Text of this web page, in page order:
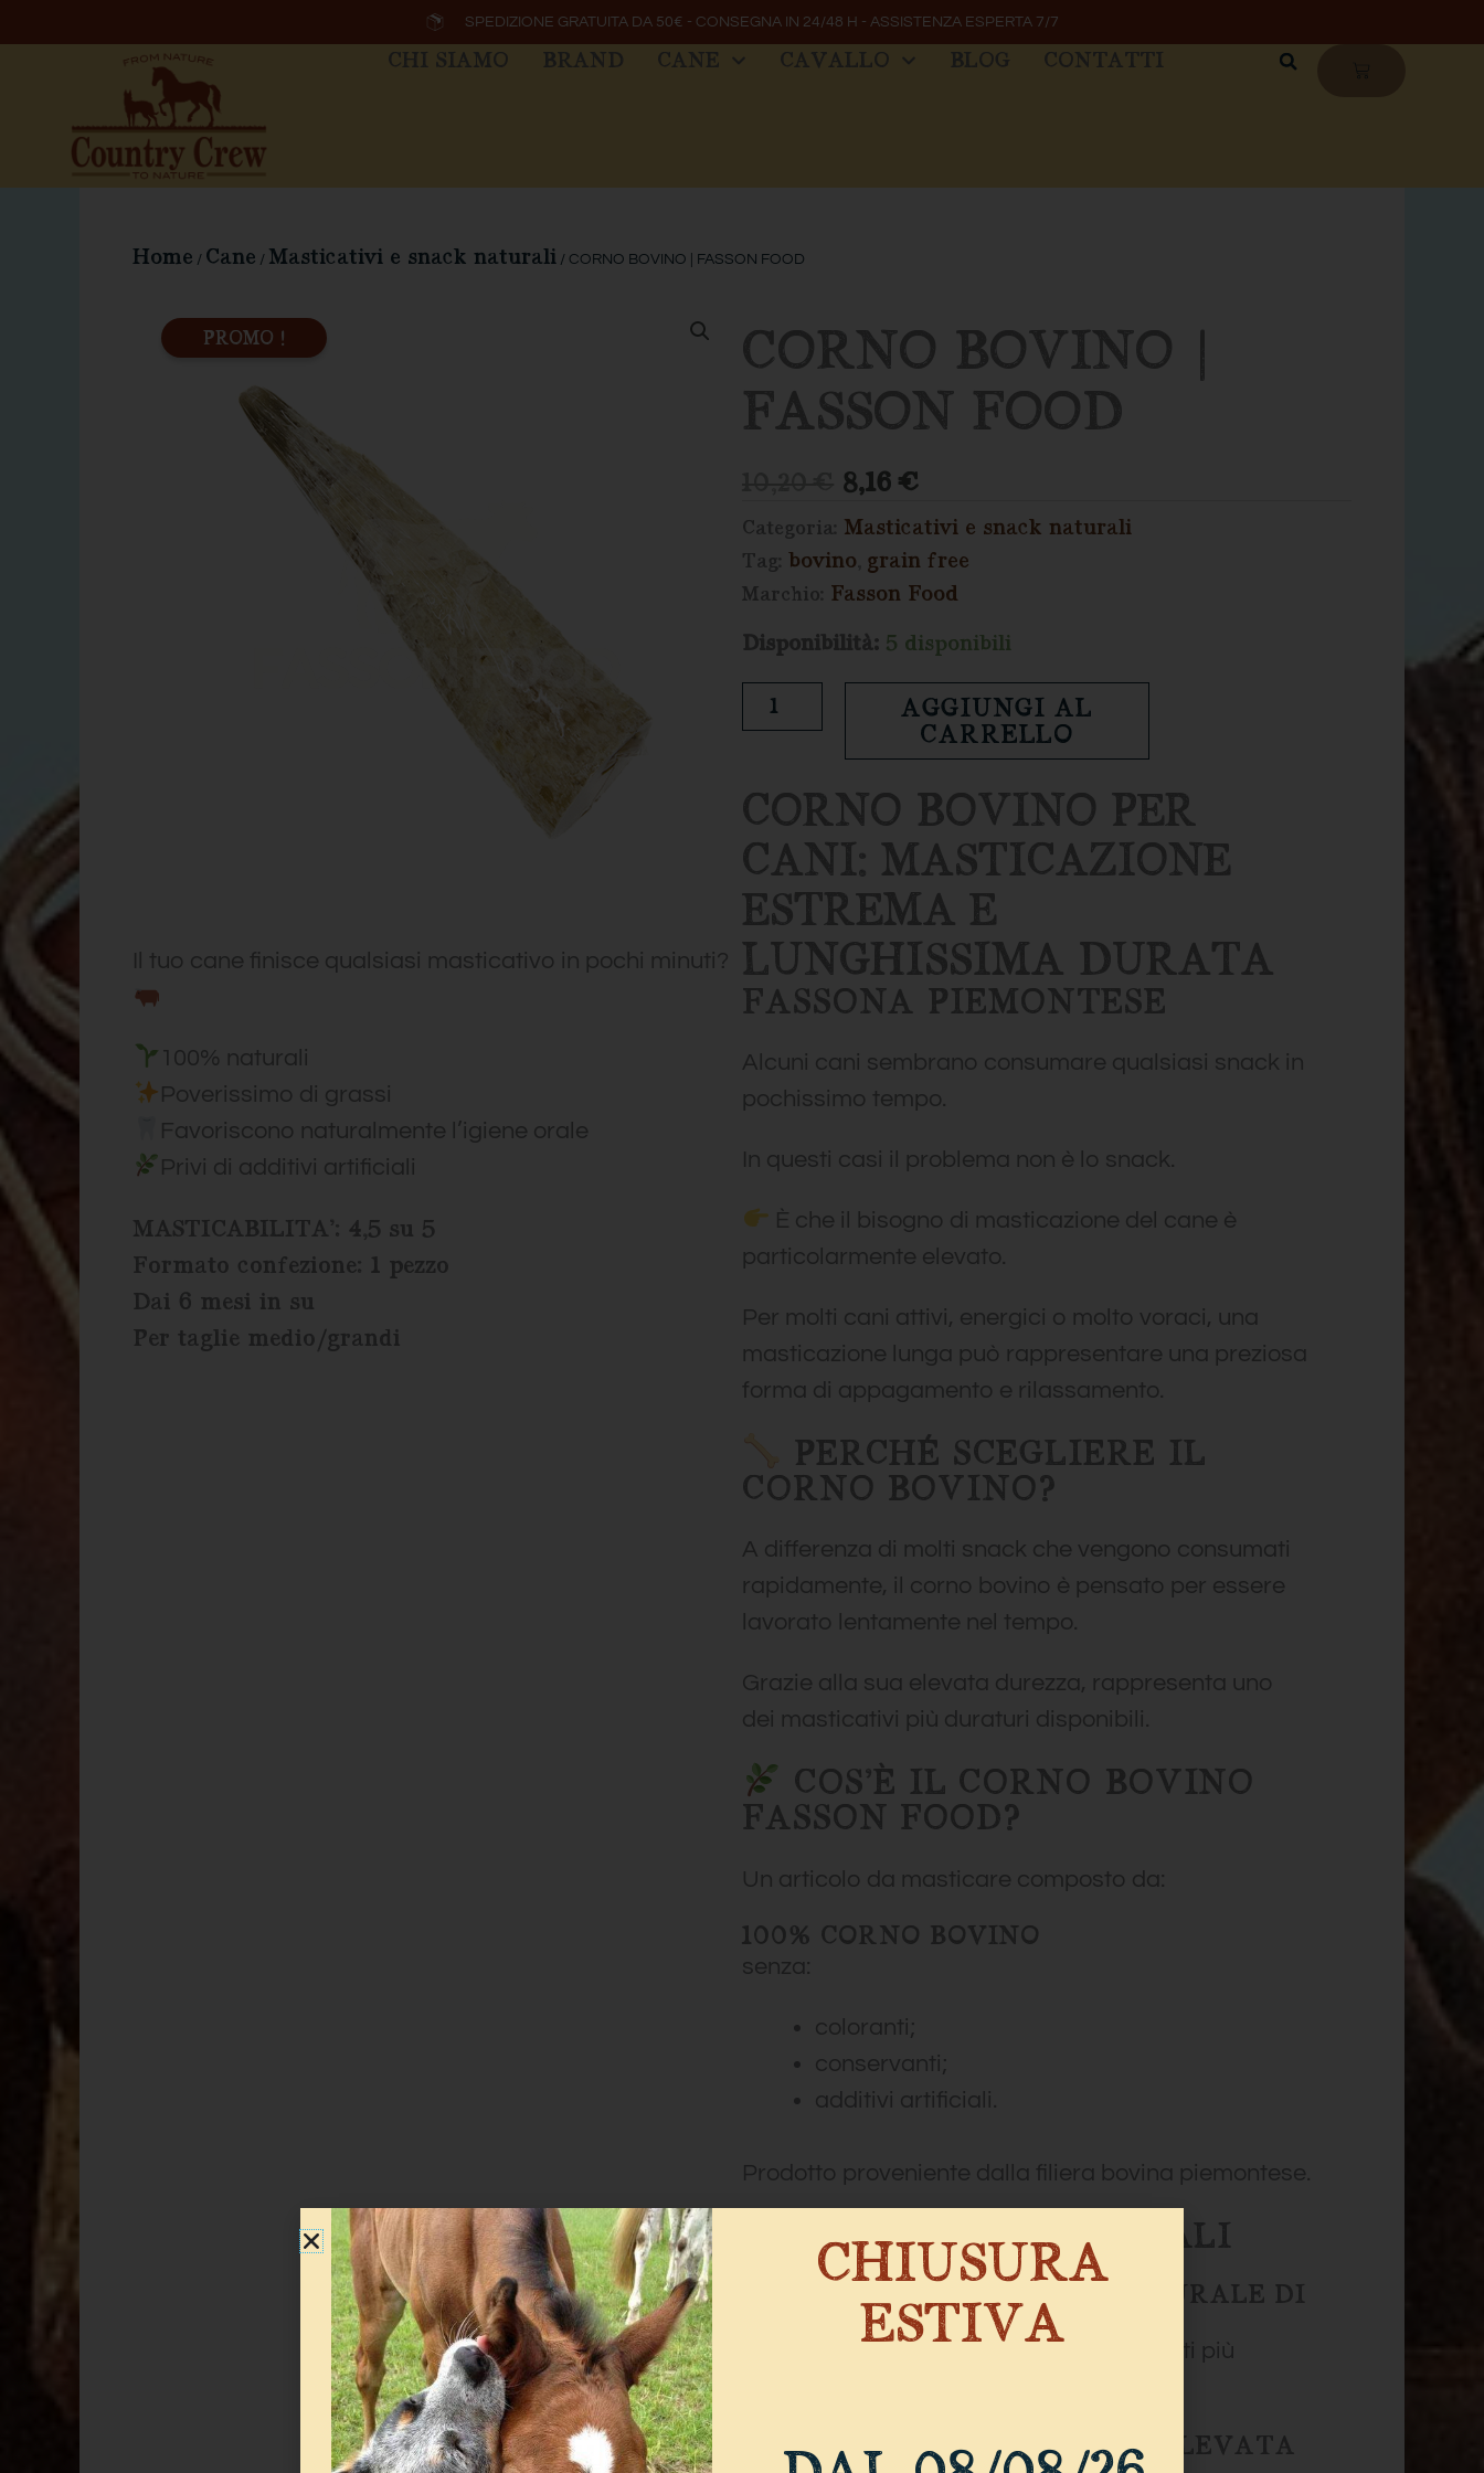
al
SPEDIZIONE GRATUITA DA 50€ - CONSEGNA IN 24/48 H - ASSISTENZA ESPERTA 7/7
CHI SIAMO BRAND CANE CAVALLO BLOG CONTATTI
Home / Cane / Masticativi e snack naturali / CORNO BOVINO | FASSON FOOD
PROMO !
Il tuo cane finisce qualsiasi masticativo in pochi minuti?
100% naturali
Poverissimo di grassi
Favoriscono naturalmente l’igiene orale
Privi di additivi artificiali
MASTICABILITA’: 4,5 su 5
Formato confezione: 1 pezzo
Dai 6 mesi in su
Per taglie medio/grandi
CORNO BOVINO |
FASSON FOOD
IL
ORIGINALE
ERA:
10,20 €.
8,16€IL
ATTUALE
È:
8,16 €.
Categoria: Masticativi e snack naturali
Tag: bovino grain free
Marchio: Fasson Food
Disponibilità: 5 disponibili
Corno
quantità
AGGIUNGI AL
CARRELLO
CORNO BOVINO PER
CANI: MASTICAZIONE
ESTREMA E
LUNGHISSIMA DURATA
FASSONA PIEMONTESE
Alcuni cani sembrano consumare qualsiasi snack in
pochissimo tempo.
In questi casi il problema non è lo snack.
È che il bisogno di masticazione del cane è
particolarmente elevato.
Per molti cani attivi, energici o molto voraci, una
masticazione lunga può rappresentare una preziosa
forma di appagamento e rilassamento.
PERCHÉ SCEGLIERE IL
CORNO BOVINO?
A differenza di molti snack che vengono consumati
rapidamente, il corno bovino è pensato per essere
lavorato lentamente nel tempo.
Grazie alla sua elevata durezza, rappresenta uno
dei masticativi più duraturi disponibili.
COS’È IL CORNO BOVINO
FASSON FOOD?
Un articolo da masticare composto da:
100% CORNO BOVINO
senza:
coloranti;
conservanti;
additivi artificiali.
Prodotto proveniente dalla filiera bovina piemontese.
I BENEFICI PRINCIPALI
SODDISFA IL BISOGNO NATURALE DI
MASTICAZIONE
La masticazione è uno dei comportamenti più
DURATA ESTREMAMENTE ELEVATA
CHIUSURA
ESTIVA